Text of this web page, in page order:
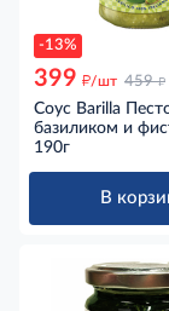
-13%
399 д/шт 459 д
Соус Barilla
базиликом и
190г
В